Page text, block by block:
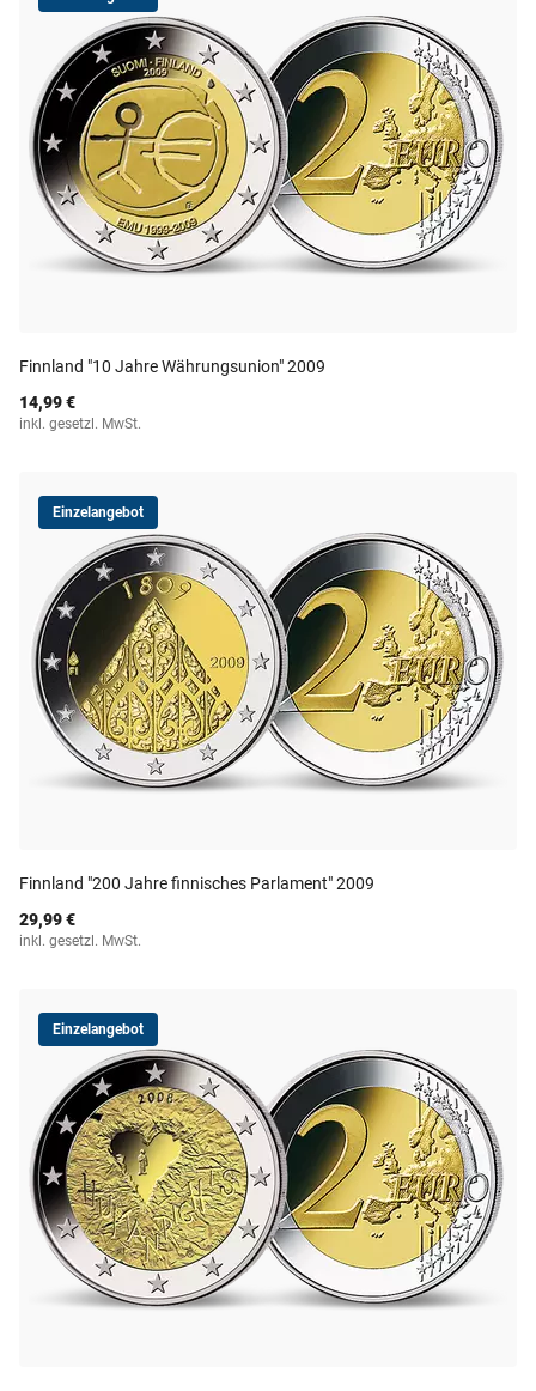
Finnland "10 Jahre Währungsunion" 2009
14,99 €
inkl. gesetzl. MwSt.
Einzelangebot
Finnland "200 Jahre finnisches Parlament" 2009
29,99 €
inkl. gesetzl. MwSt.
Einzelangebot